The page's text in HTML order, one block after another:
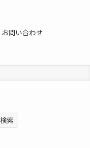
お問い合わせ
検索